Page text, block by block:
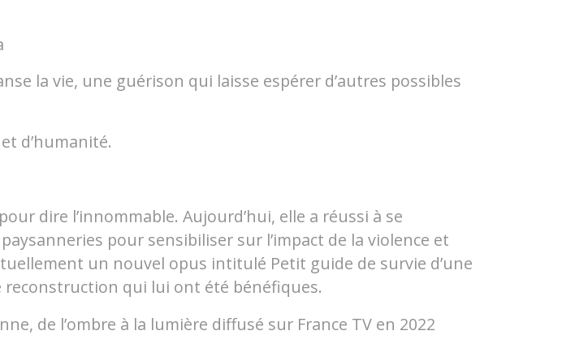
la vie, une guérison qui laisse espérer d’autres possibles
d’humanité.
dire l’innommable. Aujourd’hui, elle a réussi à se
pour sensibiliser sur l’impact de la violence et
un nouvel opus intitulé Petit guide de survie d’une
reconstruction qui lui ont été bénéfiques.
de l’ombre à la lumière diffusé sur France TV en 2022